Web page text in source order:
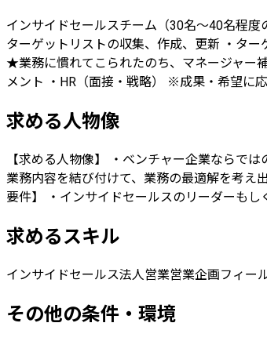
インサイドセールスチーム（30名～40名程
ターゲットリストの収集、作成、更新 ・タ
★業務に慣れてこられたのち、マネージャー
メント ・HR（面接・戦略） ※成果・希望に
求める人物像
【求める人物像】 ・ベンチャー企業ならで
業務内容を結び付けて、業務の最適解を考え
要件】 ・インサイドセールスのリーダーも
求めるスキル
インサイドセールス法人営業営業企画フィー
その他の条件・環境